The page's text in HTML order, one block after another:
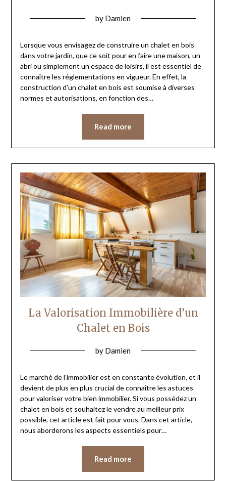
by Damien
Lorsque vous envisagez de construire un chalet en bois
dans votre jardin, que ce soit pour en faire une maison, un
abri ou simplement un espace de loisirs, il est essentiel de
connaître les réglementations en vigueur. En effet, la
construction d’un chalet en bois est soumise à diverses
normes et autorisations, en fonction des…
Read more
La Valorisation Immobilière d’un
Chalet en Bois
by Damien
Le marché de l’immobilier est en constante évolution, et il
devient de plus en plus crucial de connaître les astuces
pour valoriser votre bien immobilier. Si vous possédez un
chalet en bois et souhaitez le vendre au meilleur prix
possible, cet article est fait pour vous. Dans cet article,
nous aborderons les aspects essentiels pour…
Read more